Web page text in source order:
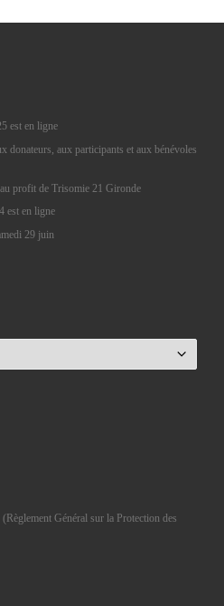
est en ligne
donateurs, aux participants et aux bénévoles
profit de Trisomie 21 Gironde
est en ligne
29 juin
Général sur la Protection des